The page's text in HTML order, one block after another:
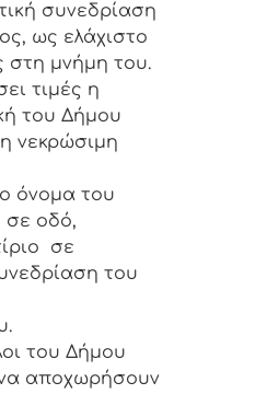
συνεδρίαση
ως ελάχιστο
στη μνήμη του.
τιμές η
του Δήμου
νεκρώσιμη
όνομα του
σε οδό,
σε
του
του Δήμου
να αποχωρήσουν